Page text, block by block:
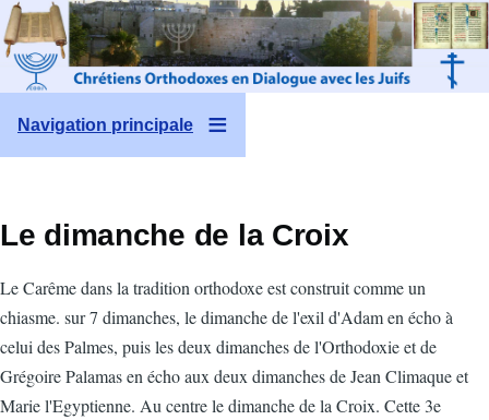
Aller au contenu principal
Navigation principale
Le dimanche de la Croix
Le Carême dans la tradition orthodoxe est construit comme un
chiasme. sur 7 dimanches, le dimanche de l'exil d'Adam en écho à
celui des Palmes, puis les deux dimanches de l'Orthodoxie et de
Grégoire Palamas en écho aux deux dimanches de Jean Climaque et
Marie l'Egyptienne. Au centre le dimanche de la Croix. Cette 3e